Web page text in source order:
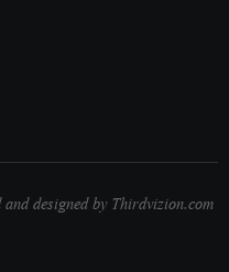
designed by Thirdvizion.com